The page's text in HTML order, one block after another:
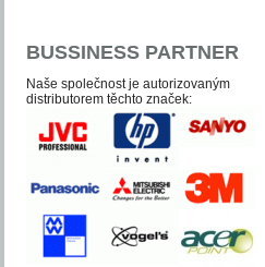
BUSSINESS PARTNER
Naše společnost je auto­­ri­zo­va­ným
distri­bu­to­­rem těchto zna­ček: